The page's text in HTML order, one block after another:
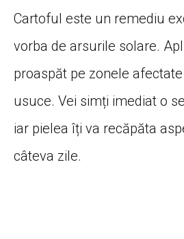
Cartoful este un remediu
vorba de arsurile solare.
proaspăt pe zonele
usuce. Vei simți imediat o
iar pielea îți va recăpăta
câteva zile.